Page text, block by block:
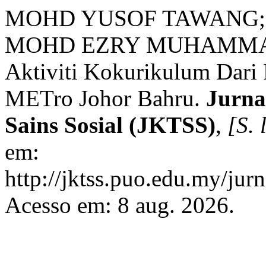
MOHD YUSOF
MOHD EZRY
Aktiviti Kokurikulum Dari
METro Johor Bahru.
Sains Sosial (JKTSS), [S.
em:
http://jktss.puo.edu.my/
Acesso em: 8 aug. 2026.